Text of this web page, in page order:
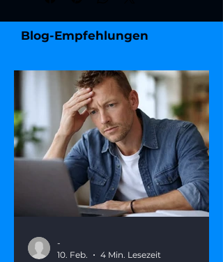
für jedes Büro.
Blog-Empfehlungen
-
10. Feb.
4 Min. Lesezeit